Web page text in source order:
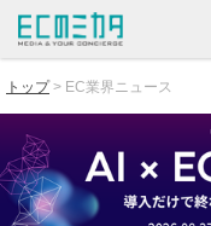
トップ EC業界ニュース